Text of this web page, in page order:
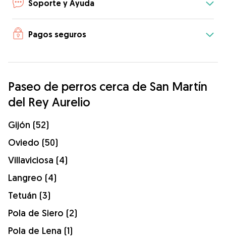
Soporte y Ayuda
Pagos seguros
Paseo de perros cerca de San Martín
del Rey Aurelio
Gijón (52)
Oviedo (50)
Villaviciosa (4)
Langreo (4)
Tetuán (3)
Pola de Siero (2)
Pola de Lena (1)